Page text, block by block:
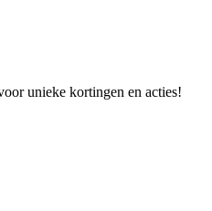
unieke kortingen en acties!